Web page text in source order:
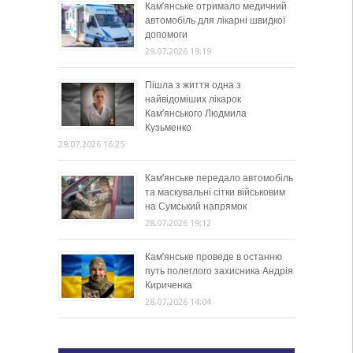
Кам’янське отримало медичний
автомобіль для лікарні швидкої
допомоги
29.07.2026 19:19
Пішла з життя одна з
найвідоміших лікарок
Кам’янського Людмила
Кузьменко
29.07.2026 16:25
Кам’янське передало автомобіль
та маскувальні сітки військовим
на Сумський напрямок
28.07.2026 19:12
Кам’янське проведе в останню
путь полеглого захисника Андрія
Кириченка
28.07.2026 14:04